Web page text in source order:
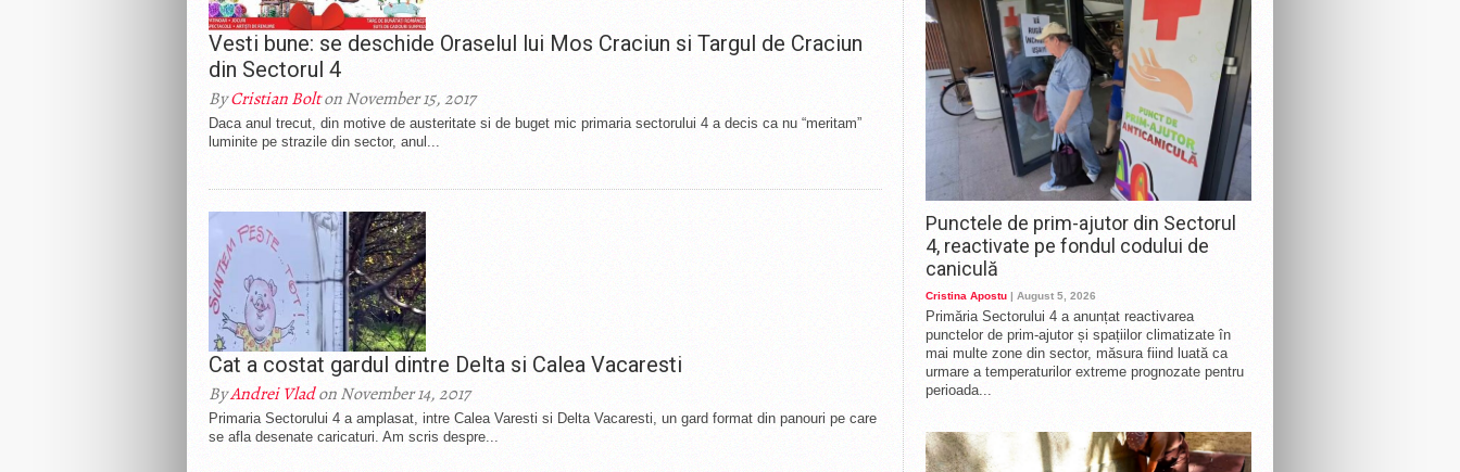
Vesti bune: se deschide Oraselul lui Mos Craciun si Targul de Craciun
din Sectorul 4
ByCristian Bolton November 15, 2017
Daca anul trecut, din motive de austeritate si de buget mic primaria sectorului 4 a decis ca nu “meritam”
luminite pe strazile din sector, anul...
Cat a costat gardul dintre Delta si Calea Vacaresti
ByAndrei Vladon November 14, 2017
Primaria Sectorului 4 a amplasat, intre Calea Varesti si Delta Vacaresti, un gard format din panouri pe care
se afla desenate caricaturi. Am scris despre...
perioada...
Punctele de prim-ajutor din Sectorul
4, reactivate pe fondul codului de
caniculă
Cristina Apostu | August 5, 2026
Primăria Sectorului 4 a anunțat reactivarea
punctelor de prim-ajutor și spațiilor climatizate în
mai multe zone din sector, măsura fiind luată ca
urmare a temperaturilor extreme prognozate pentru
perioada...